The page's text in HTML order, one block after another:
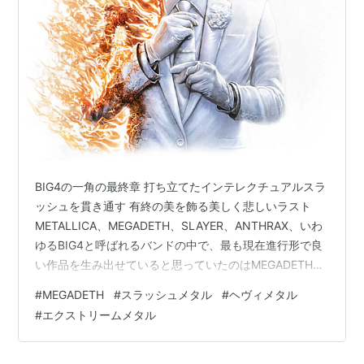
YouthanasiaASIN:B000007U9G
Hidden TreasuresASIN:B000007237
Cryptic WritingsASIN:B000005RRM
RiskASIN:B00001ZTFZ
The World Needs a HeroASIN:B00005HY1A
Rude AwakeningASIN:B00005V2U3
BIG4の一角の最終章 打ち立てたインテレクチュアルスラ
ッシュを貫き通す 有終の美を飾る美しく悲しいラスト
METALLICA、MEGADETH、SLAYER、ANTHRAX、いわ
ゆるBIG4と呼ばれるバンドの中で、最も現在進行形で良
い作品を生み出せていると思っていたのはMEGADETHで
And The Dead!』の二作は、MEGADETHのスタイルであ
る鋭利に練り込まれたリフが次から次へと飛び出し、緊
張感を失わない中で危険なオーラをヒシヒシと感じさせ
#MEGADETH #スラッシュメタル #ヘヴィメタル
#エクストリームメタル